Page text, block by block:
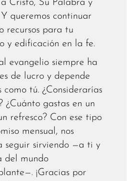
Cristo, Su Palabra y
queremos continuar
recursos para tu
y edificación en la fe.
evangelio siempre ha
de lucro y depende
como tú. ¿Considerarías
¿Cuánto gastas en un
refresco? Con ese tipo
mensual, nos
seguir sirviendo —a ti y
del mundo
¡Gracias por